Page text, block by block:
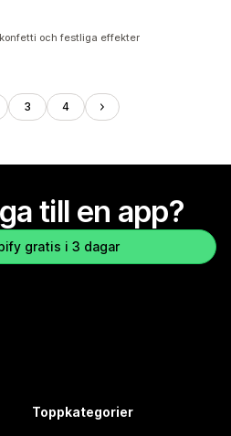
och festliga effekter
3 4
till en app?
gratis i 3 dagar
Toppkategorier